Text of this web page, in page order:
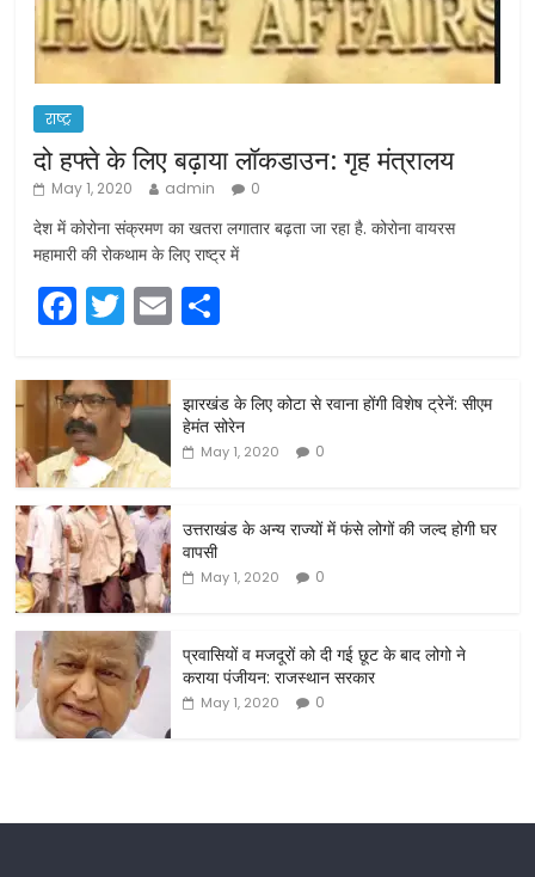
राष्ट्र
दो हफ्ते के लिए बढ़ाया लॉकडाउन: गृह मंत्रालय
May 1, 2020 admin 0
देश में कोरोना संक्रमण का खतरा लगातार बढ़ता जा रहा है. कोरोना वायरस
महामारी की रोकथाम के लिए राष्ट्र में
F
a
c
e
b
o
o
k
T
w
itt
er
E
m
ar
e
झारखंड के लिए कोटा से रवाना होंगी विशेष ट्रेनें: सीएम
हेमंत सोरेन
May 1, 2020 0
उत्तराखंड के अन्य राज्यों में फंसे लोगों की जल्द होगी घर
वापसी
May 1, 2020 0
प्रवासियों व मजदूरों को दी गई छूट के बाद लोगो ने
कराया पंजीयन: राजस्थान सरकार
May 1, 2020 0